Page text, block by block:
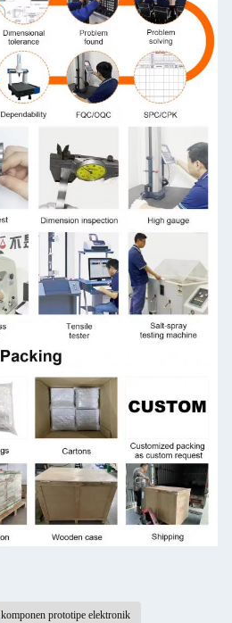
komponen prototipe elektronik